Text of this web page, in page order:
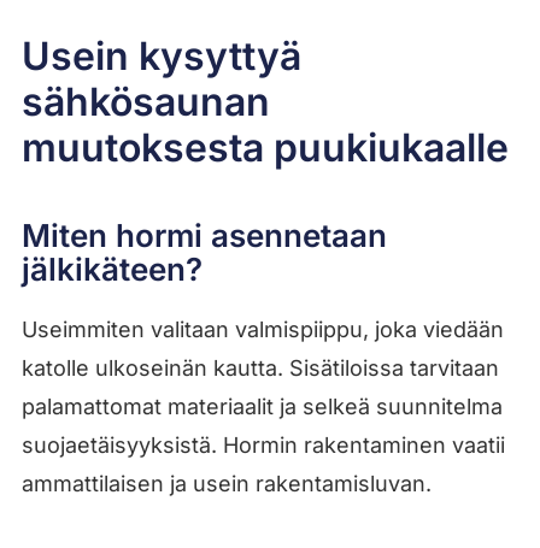
Usein kysyttyä
sähkösaunan
muutoksesta puukiukaalle
Miten hormi asennetaan
jälkikäteen?
Useimmiten valitaan valmispiippu, joka viedään
katolle ulkoseinän kautta. Sisätiloissa tarvitaan
palamattomat materiaalit ja selkeä suunnitelma
suojaetäisyyksistä. Hormin rakentaminen vaatii
ammattilaisen ja usein rakentamisluvan.